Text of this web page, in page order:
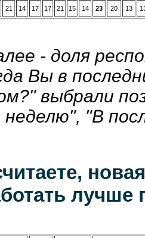
21 14 17 17 21 15 14 23 20 13
- доля
Вы в
выбрали
"В
лучше